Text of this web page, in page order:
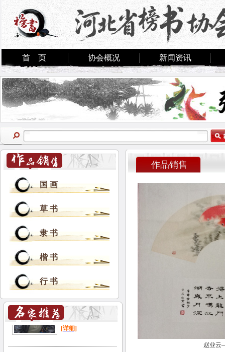
首 页 协会概况 新闻资讯
国 画
草 书
隶 书
楷 书
行 书
作品销售
赵业云